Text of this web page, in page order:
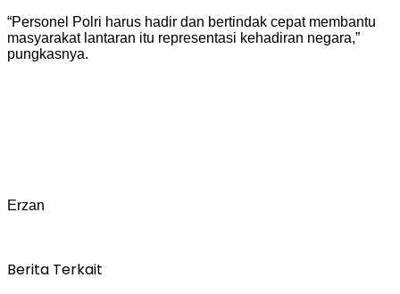
“Personel Polri harus hadir dan bertindak cepat membantu
masyarakat lantaran itu representasi kehadiran negara,”
pungkasnya.
Erzan
Berita Terkait